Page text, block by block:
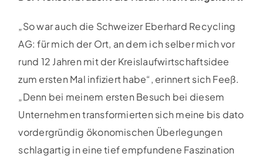
„So war auch die Schweizer Eberhard Recycling
AG: für mich der Ort, an dem ich selber mich vor
rund 12 Jahren mit der Kreislaufwirtschaftsidee
zum ersten Mal infiziert habe“, erinnert sich Feeß.
„Denn bei meinem ersten Besuch bei diesem
Unternehmen transformierten sich meine bis dato
vordergründig ökonomischen Überlegungen
schlagartig in eine tief empfundene Faszination